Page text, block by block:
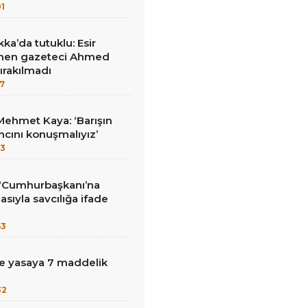
tutuklu: Esir
gazeteci Ahmed
Kaya: ‘Barışın
konuşmalıyız’
savcılığa ifade
yasaya 7 maddelik